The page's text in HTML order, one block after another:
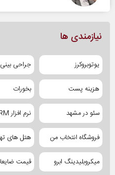
نیازمندی ها
یوتوبروکرز جراحی بینی
هزینه پست بخورات
سئو در مشهد نرم افزار CRM
فروشگاه انتخاب من هتل های
میکروبلیدینگ ابرو قیمت